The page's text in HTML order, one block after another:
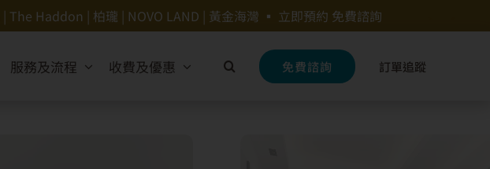
The Haddon | 柏瓏 | NOVO LAND | 黃金海灣 ▪ 立即預約 免費諮詢
服務及流程 收費及優惠 免費諮詢 訂單追蹤